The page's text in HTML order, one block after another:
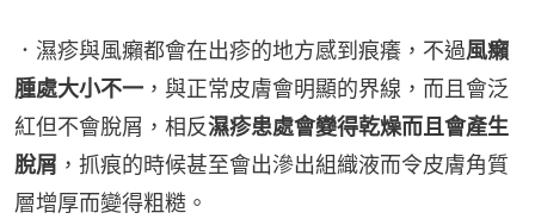
．濕疹與風癩都會在出疹的地方感到痕癢，不過風癩
腫處大小不一 ，與正常皮膚會明顯的界線，而且會泛
紅但不會脫屑，相反濕疹患處會變得乾燥而且會產生
脫屑 ，抓痕的時候甚至會出滲出組織液而令皮膚角質
層增厚而變得粗糙。